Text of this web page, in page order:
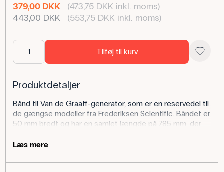
379,00 DKK
(473,75 DKK inkl. moms)
443,00 DKK (553,75 DKK inkl. moms)
Tilføj til kurv
Produktdetaljer
Bånd til Van de Graaff-generator, som er en reservedel til
de gængse modeller fra Frederiksen Scientific. Båndet er
50 mm bredt og har en samlet længde på 785 mm, der
dobbelt og klemt sammen med en længde på ca. 390
Læs mere